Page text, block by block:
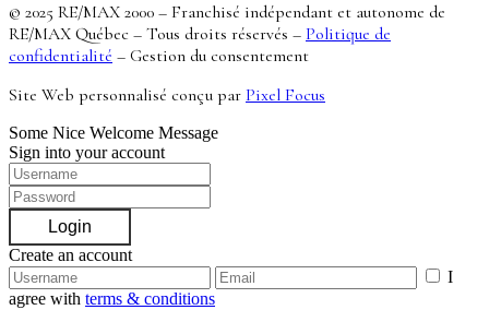
© 2025 RE/MAX 2000 – Franchisé indépendant et autonome de
RE/MAX Québec – Tous droits réservés – Politique de
confidentialité – Gestion du consentement
Site Web personnalisé conçu par Pixel Focus
Some Nice Welcome Message
Sign into your account
Login
Create an account
I
agree with terms & conditions